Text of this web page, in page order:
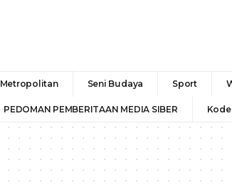
Metropolitan Seni Budaya Sport
PEDOMAN PEMBERITAAN MEDIA SIBER